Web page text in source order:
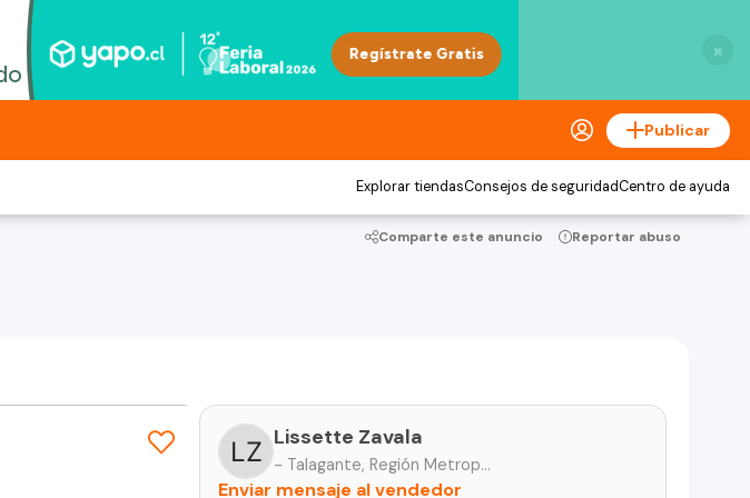
×
Publicar
Explorar tiendasConsejos de seguridadCentro de ayuda
Comparte este anuncio Reportar abuso
Lissette Zavala
- Talagante, Región Metropolitana
Enviar mensaje al vendedor